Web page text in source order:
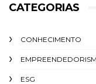
CATEGORIAS
CONHECIMENTO
ESG